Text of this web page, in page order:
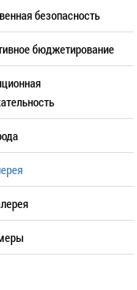
безопасность
бюджетирование